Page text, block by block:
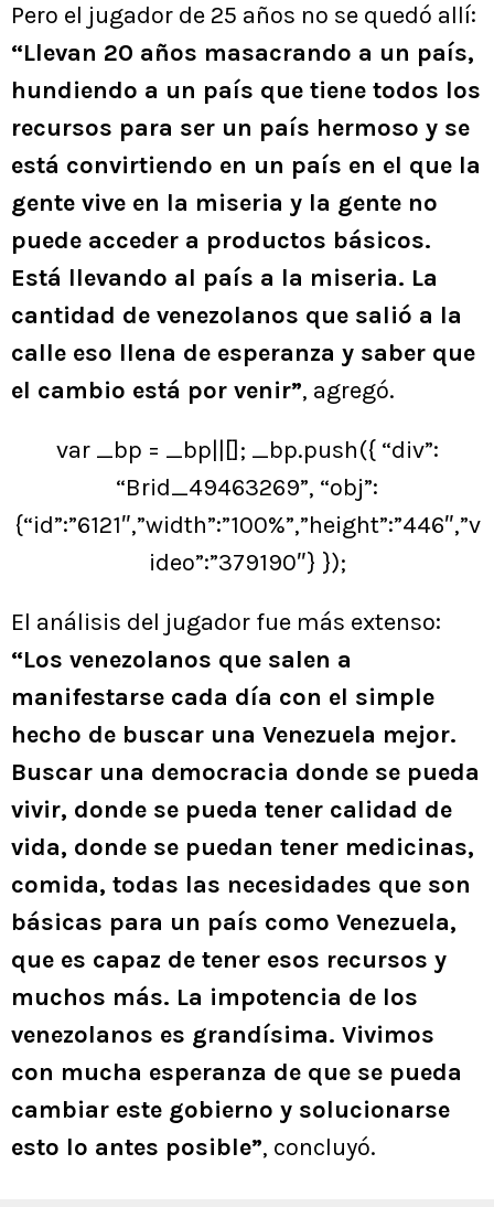
Pero el jugador de 25 años no se quedó allí:
“Llevan 20 años masacrando a un país,
hundiendo a un país que tiene todos los
recursos para ser un país hermoso y se
está convirtiendo en un país en el que la
gente vive en la miseria y la gente no
puede acceder a productos básicos.
Está llevando al país a la miseria. La
cantidad de venezolanos que salió a la
calle eso llena de esperanza y saber que
el cambio está por venir”, agregó.
var _bp = _bp||[]; _bp.push({ “div”:
“Brid_49463269”, “obj”:
{“id”:”6121″,”width”:”100%”,”height”:”446″,”v
ideo”:”379190″} });
El análisis del jugador fue más extenso:
“Los venezolanos que salen a
manifestarse cada día con el simple
hecho de buscar una Venezuela mejor.
Buscar una democracia donde se pueda
vivir, donde se pueda tener calidad de
vida, donde se puedan tener medicinas,
comida, todas las necesidades que son
básicas para un país como Venezuela,
que es capaz de tener esos recursos y
muchos más. La impotencia de los
venezolanos es grandísima. Vivimos
con mucha esperanza de que se pueda
cambiar este gobierno y solucionarse
esto lo antes posible”, concluyó.